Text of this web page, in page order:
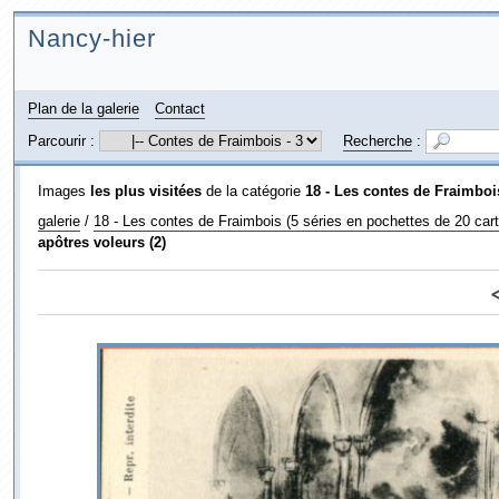
Nancy-hier
Plan de la galerie
Contact
Parcourir :
Recherche:
Images les plus visitéesde la catégorie 18 - Les contes de
galerie/ 18 - Les contes de Fraimbois (5 séries en pochettes de 20
apôtres voleurs (2)